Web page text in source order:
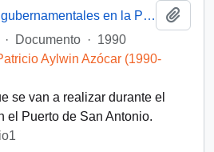
Principales acciones gubernamentales en la Provincia de San Antonio Período 1990-1993
· Documento · 1990
Aylwin Azócar (1990-
se van a realizar durante el
el Puerto de San Antonio.